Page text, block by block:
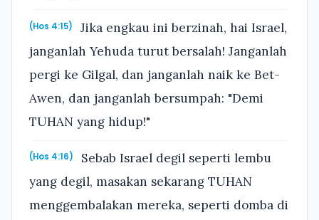
(Hos 4:15)
Jika engkau ini berzinah, hai Israel,
janganlah Yehuda turut bersalah! Janganlah
pergi ke Gilgal, dan janganlah naik ke Bet-
Awen, dan janganlah bersumpah: "Demi
TUHAN yang hidup!"
(Hos 4:16)
Sebab Israel degil seperti lembu
yang degil, masakan sekarang TUHAN
menggembalakan mereka, seperti domba di